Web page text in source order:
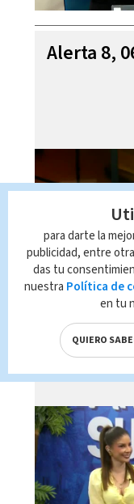
Alerta 8,
Mi Casa
agosto
para darte la
publicidad, entre
das tu
nuestra Política de
en tu
QUIERO